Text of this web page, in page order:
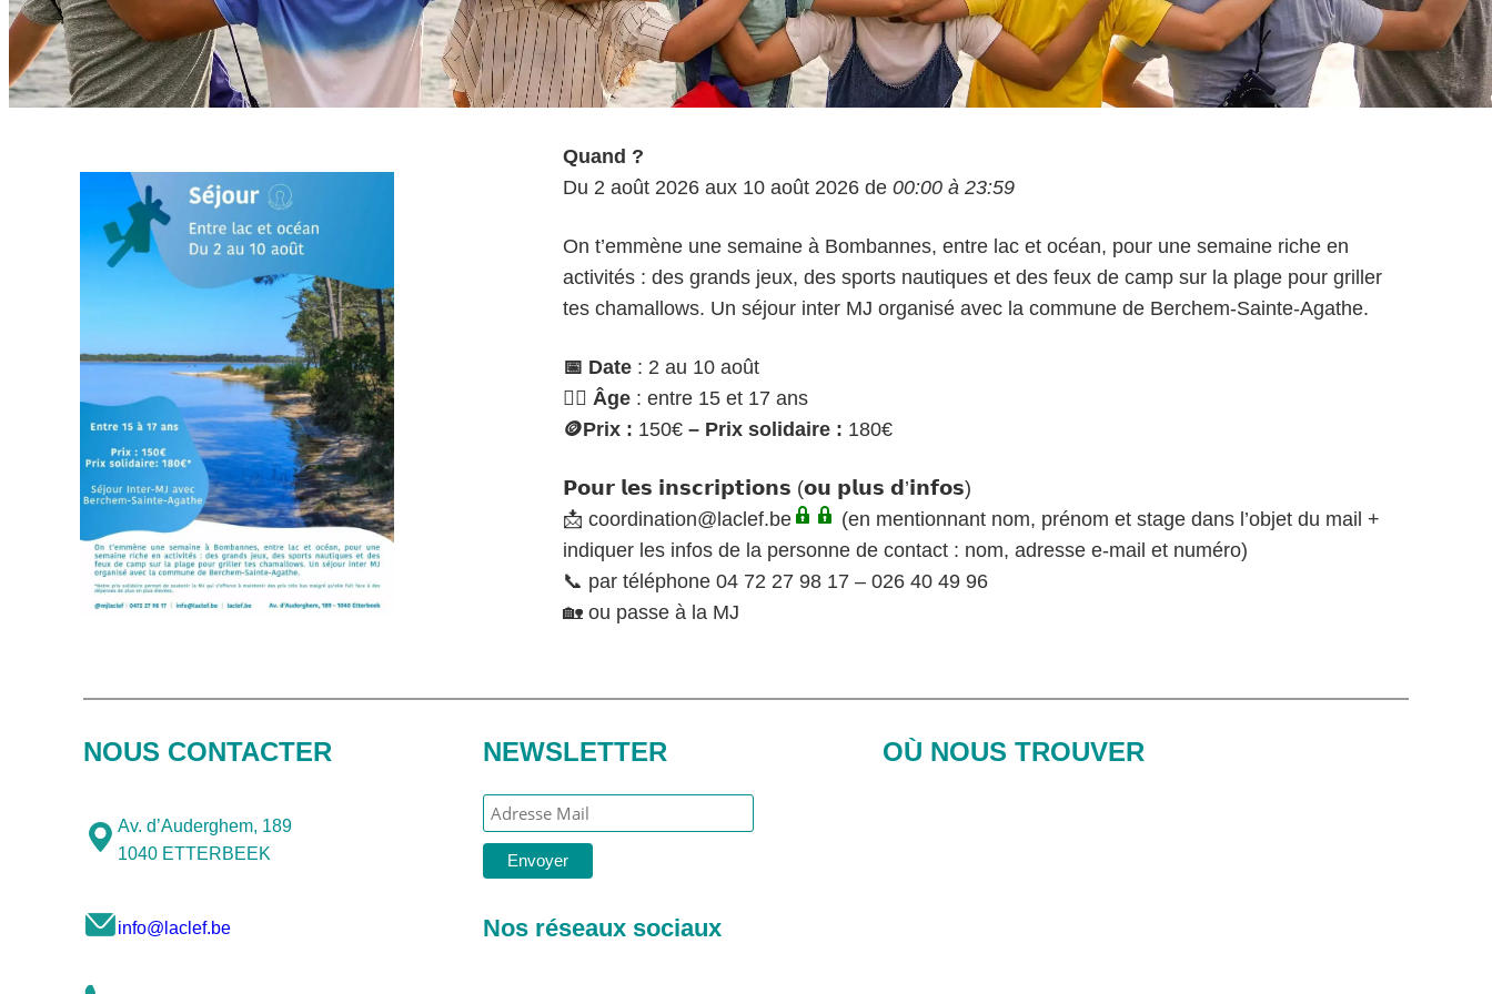
Quand ?
Du 2 août 2026 aux 10 août 2026 de 00:00 à 23:59
On t’emmène une semaine à Bombannes, entre lac et océan, pour une semaine riche en
activités : des grands jeux, des sports nautiques et des feux de camp sur la plage pour griller
tes chamallows. Un séjour inter MJ organisé avec la commune de Berchem-Sainte-Agathe.
📅 Date : 2 au 10 août
🙋‍♀️ Âge : entre 15 et 17 ans
🪙Prix : 150€ – Prix solidaire : 180€
𝗣𝗼𝘂𝗿 𝗹𝗲𝘀 𝗶𝗻𝘀𝗰𝗿𝗶𝗽𝘁𝗶𝗼𝗻𝘀 (𝗼𝘂 𝗽𝗹𝘂𝘀 𝗱’𝗶𝗻𝗳𝗼𝘀)
📩 coordination@laclef.be
(en mentionnant nom, prénom et stage dans l’objet du mail +
indiquer les infos de la personne de contact : nom, adresse e-mail et numéro)
📞 par téléphone 04 72 27 98 17 – 026 40 49 96
🏡 ou passe à la MJ
NOUS CONTACTER
Av. d’Auderghem, 189
1040 ETTERBEEK
info@laclef.be
NEWSLETTER
Nos réseaux sociaux
OÙ NOUS TROUVER